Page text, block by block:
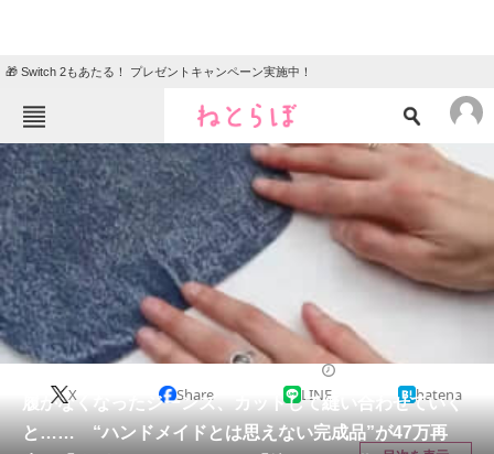
🎁 Switch 2もあたる！ プレゼントキャンペーン実施中！
ねとらぼメニュー
TOP ニュース
エンタメ クイズ
グルメ
住まい 教育・育児
動物 リサーチ
会員記事
履かなくなったジーンズ、カットして縫い合わせていく
と…… “ハンドメイドとは思えない完成品”が47万再
X Share LINE hatena